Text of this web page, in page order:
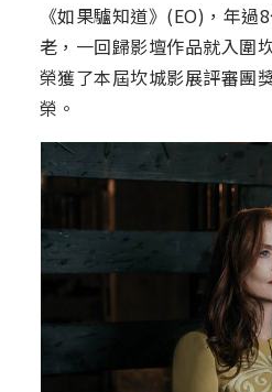
《如果驢知道》(EO)，年過
老，一回歸影壇作品就入圍
榮獲了本屆坎城影展評審團
榮。